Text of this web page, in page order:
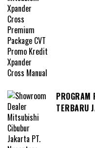
PROGRAM
TERBARU